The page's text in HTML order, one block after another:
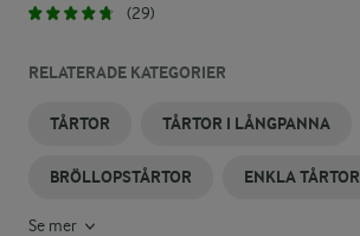
(29)
RELATERADE KATEGORIER
TÅRTOR TÅRTOR I LÅNGPANNA
BRÖLLOPSTÅRTOR ENKLA TÅRTOR
Se mer